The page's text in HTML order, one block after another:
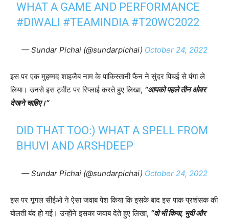
WHAT A GAME AND PERFORMANCE
#DIWALI #TEAMINDIA #T20WC2022
— Sundar Pichai (@sundarpichai) October 24, 2022
इस पर एक मुहम्मद शाहजैब नाम के पाकिस्तानी फैन ने सुंदर पिचई से पंगा ले
लिया। उनसे इस ट्वीट पर रिप्लाई करते हुए लिखा, “आपको पहले तीन ओवर
देखने चाहिए।“
DID THAT TOO:) WHAT A SPELL FROM
BHUVI AND ARSHDEEP
— Sundar Pichai (@sundarpichai) October 24, 2022
इस पर गूगल सीईओ ने ऐसा जवाब पेश किया कि इसके बाद इस पाक प्रशंसक की
बोलती बंद हो गई। उन्होंने इसका जवाब देते हुए लिखा, “वो भी किया, भुवी और